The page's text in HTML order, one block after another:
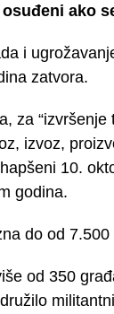
ako
i
zatvora.
za
izvoz,
10.
godina.
do od
od 350